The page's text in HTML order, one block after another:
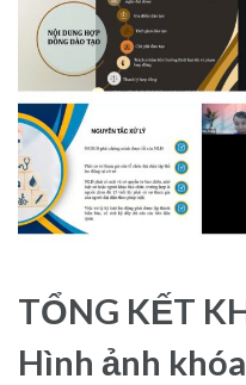
TỔNG KẾT
Hình ảnh